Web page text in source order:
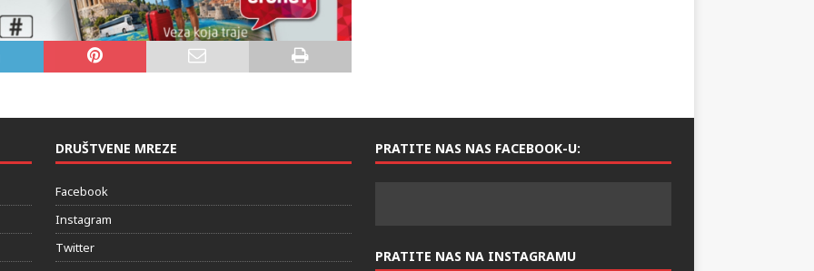
DRUŠTVENE MREZE
Facebook
Instagram
Twitter
PRATITE NAS NAS FACEBOOK-U:
PRATITE NAS NA INSTAGRAMU